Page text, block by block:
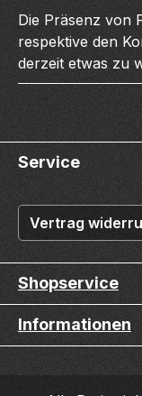
Die Präsenz von
respektive den
derzeit etwas zu
Service
Vertrag
Shopservice
Informationen